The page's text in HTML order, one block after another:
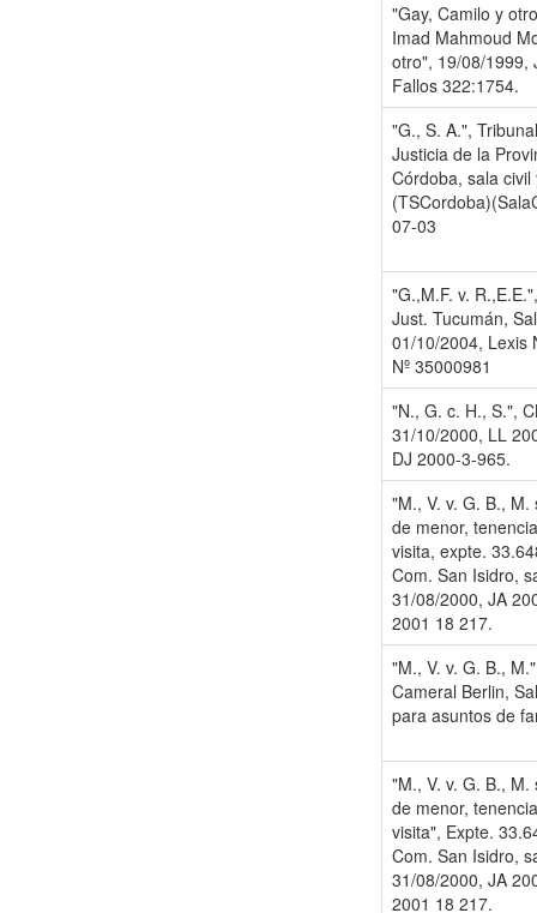
"Gay, Camilo y
Imad Mahmoud
otro", 19/08/1999,
Fallos 322:1754.
"G., S. A.",
Justicia de la
Córdoba, sala civil
07-03
"G.,M.F. v.
Just. Tucumán,
01/10/2004, Lexis
Nº 35000981
"N., G. c. H., S.",
31/10/2000, LL
DJ 2000-3-965.
"M., V. v. G. B., M.
de menor,
visita, expte.
Com. San Isidro,
31/08/2000, JA
2001 18 217.
"M., V. v. G. B.,
Cameral Berlin,
para asuntos de
"M., V. v. G. B., M.
de menor,
visita", Expte.
Com. San Isidro,
31/08/2000, JA
2001 18 217.